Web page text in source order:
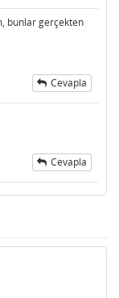
bunlar gerçekten
Cevapla
Cevapla